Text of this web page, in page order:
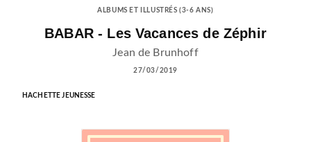
ALBUMS ET ILLUSTRÉS (3-6 ANS)
BABAR - Les Vacances de Zéphir
Jean de Brunhoff
27/03/2019
HACHETTE JEUNESSE